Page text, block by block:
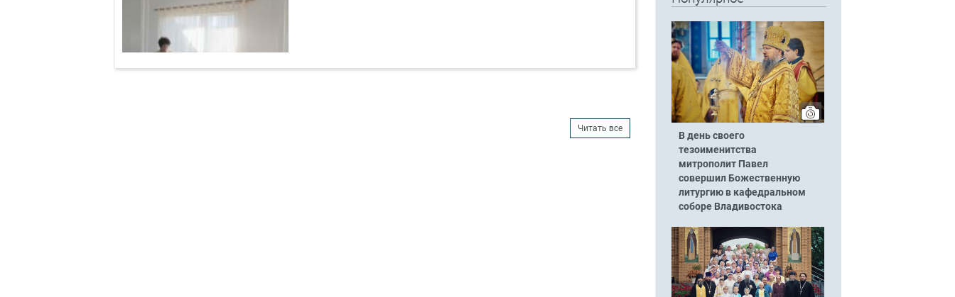
Читать все
В день своего
тезоименитства
митрополит Павел
совершил Божественную
литургию в кафедральном
соборе Владивостока